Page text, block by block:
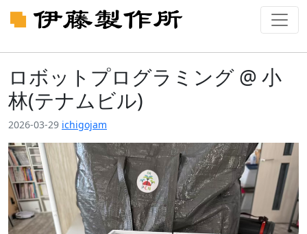
ロボットプログラミング @ 小
林(テナムビル)
2026-03-29 ichigojam